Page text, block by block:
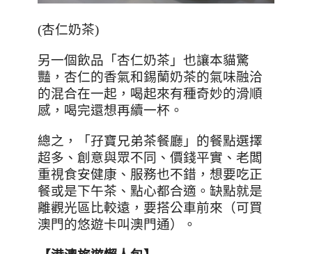
(杏仁奶茶)
另一個飲品「杏仁奶茶」也讓本貓驚
豔，杏仁的香氣和錫蘭奶茶的氣味融洽
的混合在一起，喝起來有種奇妙的滑順
感，喝完還想再續一杯。
總之，「孖寶兄弟茶餐廳」的餐點選擇
超多、創意與眾不同、價錢平實、老闆
重視食安健康、服務也不錯，想要吃正
餐或是下午茶、點心都合適。缺點就是
離觀光區比較遠，要搭公車前來（可買
澳門的悠遊卡叫澳門通）。